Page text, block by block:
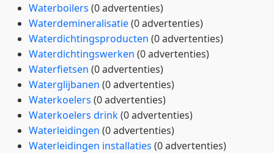
Waterboilers (0 advertenties)
Waterdemineralisatie(0 advertenties)
Waterdichtingsproducten (0 advertenties)
Waterdichtingswerken (0 advertenties)
Waterfietsen (0 advertenties)
Waterglijbanen (0 advertenties)
Waterkoelers (0 advertenties)
Waterkoelers drink(0 advertenties)
Waterleidingen (0 advertenties)
Waterleidingen installaties (0 advertenties)